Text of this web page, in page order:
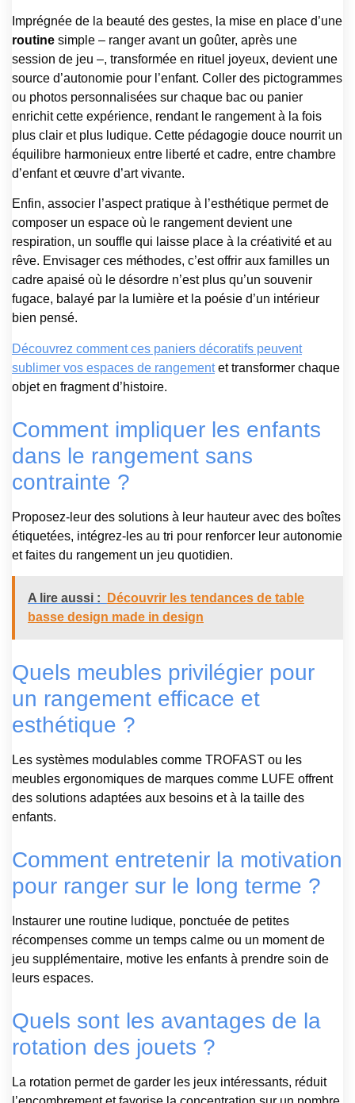
Imprégnée de la beauté des gestes, la mise en place d’une
routine simple – ranger avant un goûter, après une
session de jeu –, transformée en rituel joyeux, devient une
source d’autonomie pour l’enfant. Coller des pictogrammes
ou photos personnalisées sur chaque bac ou panier
enrichit cette expérience, rendant le rangement à la fois
plus clair et plus ludique. Cette pédagogie douce nourrit un
équilibre harmonieux entre liberté et cadre, entre chambre
d’enfant et œuvre d’art vivante.
Enfin, associer l’aspect pratique à l’esthétique permet de
composer un espace où le rangement devient une
respiration, un souffle qui laisse place à la créativité et au
rêve. Envisager ces méthodes, c’est offrir aux familles un
cadre apaisé où le désordre n’est plus qu’un souvenir
fugace, balayé par la lumière et la poésie d’un intérieur
bien pensé.
Découvrez comment ces paniers décoratifs peuvent
sublimer vos espaces de rangementet transformer chaque
objet en fragment d’histoire.
Comment impliquer les enfants
dans le rangement sans
contrainte ?
Proposez-leur des solutions à leur hauteur avec des boîtes
étiquetées, intégrez-les au tri pour renforcer leur autonomie
et faites du rangement un jeu quotidien.
A lire aussi :
Découvrir les tendances de table
basse design made in design
Quels meubles privilégier pour
un rangement efficace et
esthétique ?
Les systèmes modulables comme TROFAST ou les
meubles ergonomiques de marques comme LUFE offrent
des solutions adaptées aux besoins et à la taille des
enfants.
Comment entretenir la motivation
pour ranger sur le long terme ?
Instaurer une routine ludique, ponctuée de petites
récompenses comme un temps calme ou un moment de
jeu supplémentaire, motive les enfants à prendre soin de
leurs espaces.
Quels sont les avantages de la
rotation des jouets ?
La rotation permet de garder les jeux intéressants, réduit